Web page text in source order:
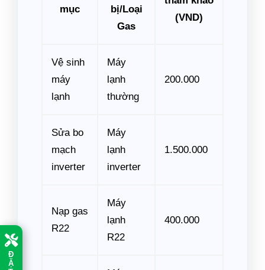
Đ
Ặ
mục
bị/Loại
Gas
(VND)
Vệ sinh
máy
lạnh
Máy
lạnh
thường
200.000
Sửa bo
mạch
inverter
Máy
lạnh
inverter
1.500.000
Nạp gas
R22
Máy
lạnh
R22
400.000